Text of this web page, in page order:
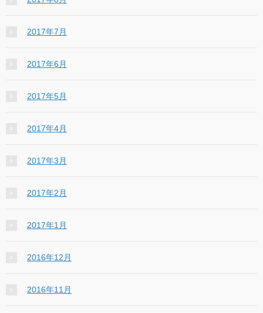
2017年7月
2017年6月
2017年5月
2017年4月
2017年3月
2017年2月
2017年1月
2016年12月
2016年11月